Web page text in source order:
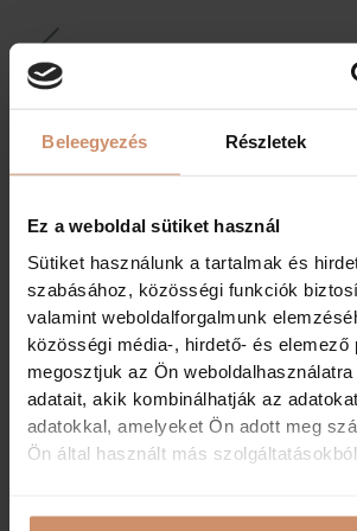
Beleegyezés Részletek
Ez a weboldal sütiket használ
Sütiket használunk a tartalmak és
szabásához, közösségi funkciók
valamint weboldalforgalmunk
közösségi média-, hirdető- és elemező
megosztjuk az Ön
adatait, akik kombinálhatják az
adatokkal, amelyeket Ön adott meg
Ön által használt más
Éttermi szolgáltatások
Minden igényt kielégítő hideg-
büféreggeli és vacsora (a
függvényében büfészervízzel
A'la carte ebéd